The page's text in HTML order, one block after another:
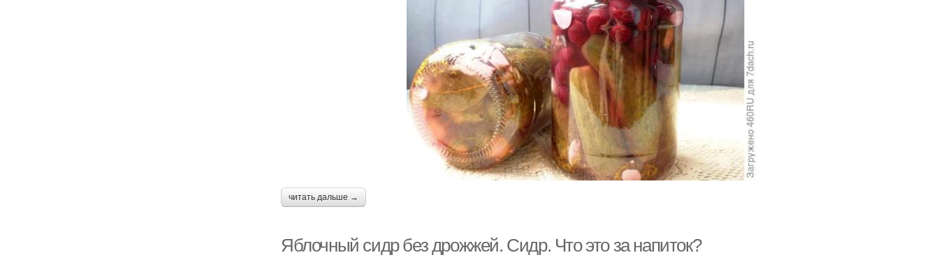
читать дальше →
Яблочный сидр без дрожжей. Сидр. Что это за напиток?